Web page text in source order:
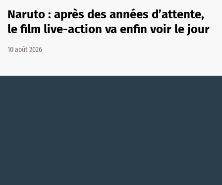
Naruto : après des années d’attente,
le film live-action va enfin voir le jour
10 août 2026